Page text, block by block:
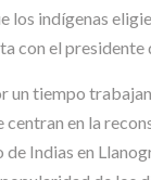
los indígenas
con el presidente
un tiempo
centran en la
de Indias en